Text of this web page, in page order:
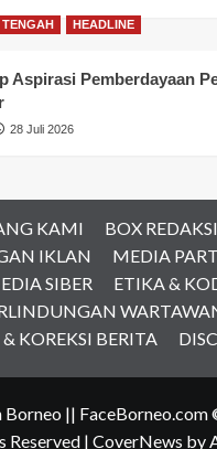
HEADLINE
Aspirasi Pemberdayaan
28 Juli 2026
KAMI
BOX REDAKSI
IKLAN
MEDIA
SIBER
ETIKA &
KOREKSI BERITA
Borneo ||
Reserved | CoverNews by